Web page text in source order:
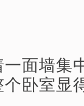
面墙集
卧室显